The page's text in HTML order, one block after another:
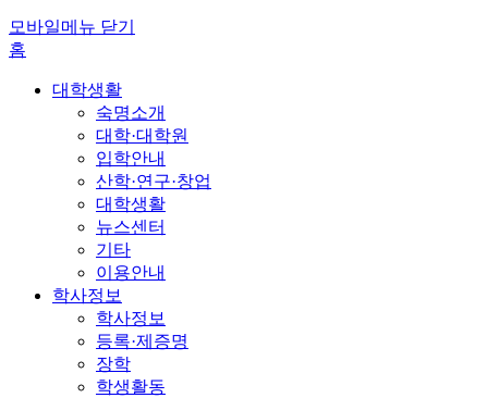
모바일메뉴 닫기
홈
대학생활
숙명소개
대학·대학원
입학안내
산학·연구·창업
대학생활
뉴스센터
기타
이용안내
학사정보
학사정보
등록·제증명
장학
학생활동